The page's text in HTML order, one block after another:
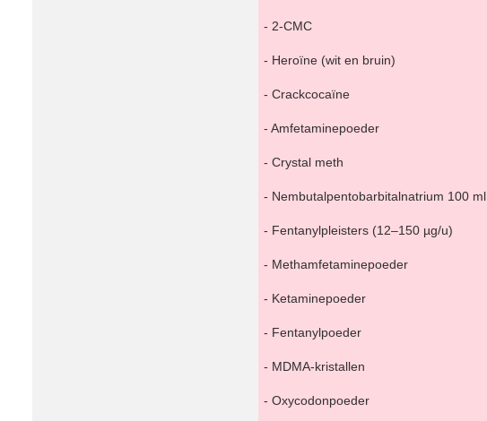
- 2-CMC
- Heroïne (wit en bruin)
- Crackcocaïne
- Amfetaminepoeder
- Crystal meth
- Nembutalpentobarbitalnatrium 100 ml
- Fentanylpleisters (12–150 µg/u)
- Methamfetaminepoeder
- Ketaminepoeder
- Fentanylpoeder
- MDMA-kristallen
- Oxycodonpoeder